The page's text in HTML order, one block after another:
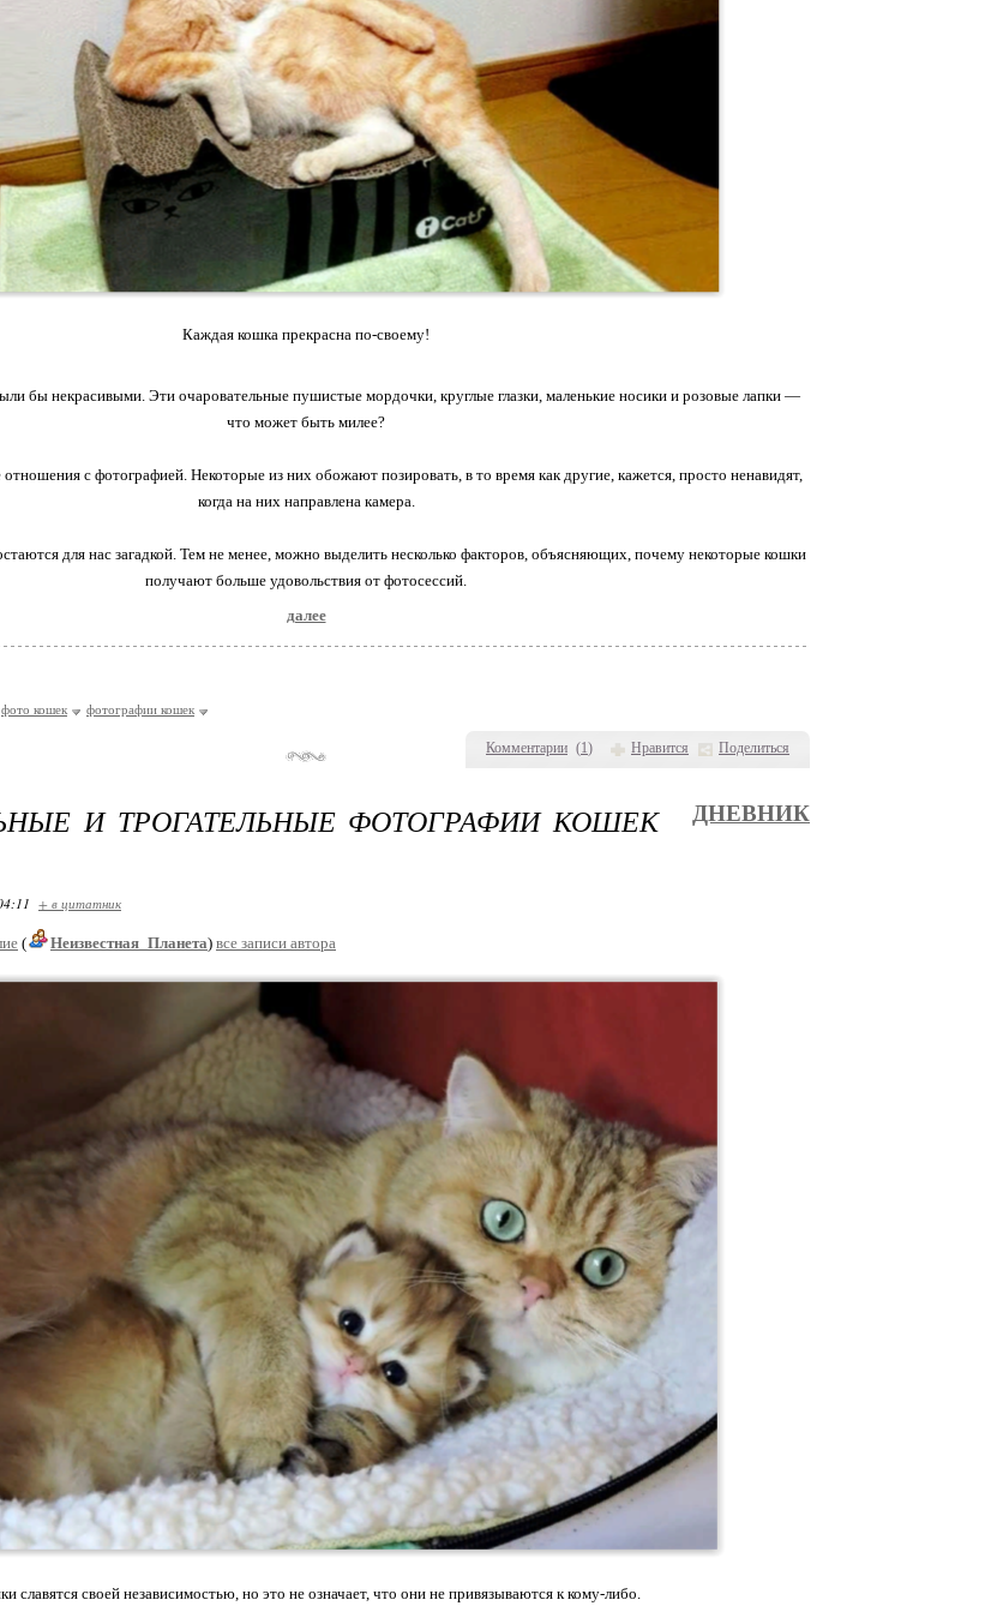
Комментарии (1) Нравится Поделиться
Каждая кошка прекрасна по-своему!
бы некрасивыми. Эти очаровательные пушистые мордочки, круглые глазки, маленькие носики и розовые лапки —
что может быть милее?
с фотографией. Некоторые из них обожают позировать, в то время как другие, кажется, просто ненавидят,
когда на них направлена камера.
для нас загадкой. Тем не менее, можно выделить несколько факторов, объясняющих, почему некоторые кошки
получают больше удовольствия от фотосессий.
далее
фото кошек фотографии кошек
И ТРОГАТЕЛЬНЫЕ ФОТОГРАФИИ КОШЕК
ДНЕВНИК
+ в цитатник
( Неизвестная_Планета) все записи автора
славятся своей независимостью, но это не означает, что они не привязываются к кому-либо.